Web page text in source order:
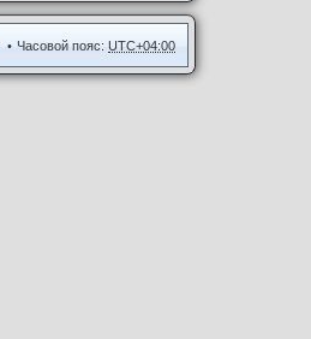
Часовой пояс: UTC+04:00